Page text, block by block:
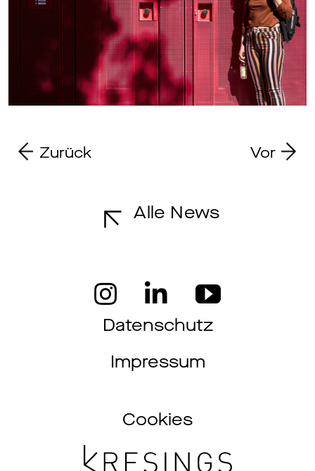
Zurück Vor
Alle News
Datenschutz
Impressum
Cookies